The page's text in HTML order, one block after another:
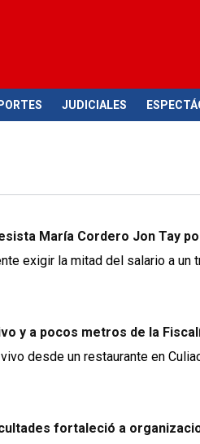
JUDICIALES
María Cordero Jon Tay
exigir la mitad del salario a un
y a pocos metros de la
desde un restaurante en
fortaleció a